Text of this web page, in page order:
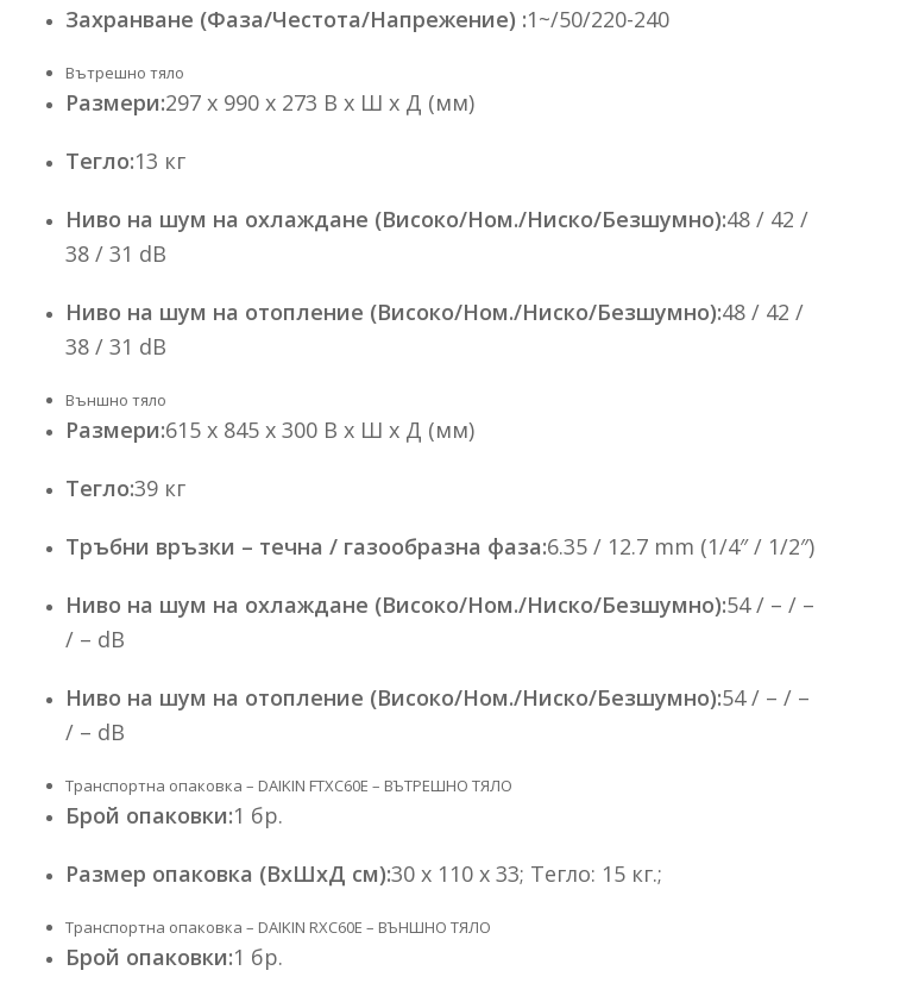
Захранване (Фаза/Честота/Напрежение) :1~/50/220-240
Вътрешно тяло
Размери:297 x 990 x 273 В x Ш x Д (мм)
Тегло:13 кг
Ниво на шум на охлаждане (Високо/Ном./Ниско/Безшумно):48 / 42 /
38 / 31 dB
Ниво на шум на отопление (Високо/Ном./Ниско/Безшумно):48 / 42 /
38 / 31 dB
Външно тяло
Размери:615 x 845 x 300 В x Ш x Д (мм)
Тегло:39 кг
Тръбни връзки – течна / газообразна фаза:6.35 / 12.7 mm (1/4″ / 1/2″)
Ниво на шум на охлаждане (Високо/Ном./Ниско/Безшумно):54 / – / –
/ – dB
Ниво на шум на отопление (Високо/Ном./Ниско/Безшумно):54 / – / –
/ – dB
Транспортна опаковка – DAIKIN FTXC60E – ВЪТРЕШНО ТЯЛО
Брой опаковки:1 бр.
Размер опаковка (ВхШхД см):30 x 110 x 33; Тегло: 15 кг.;
Транспортна опаковка – DAIKIN RXC60E – ВЪНШНО ТЯЛО
Брой опаковки:1 бр.